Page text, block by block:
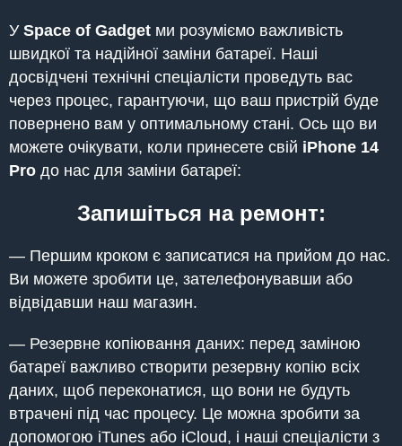
У Space of Gadget ми розуміємо важливість
швидкої та надійної заміни батареї. Наші
досвідчені технічні спеціалісти проведуть вас
через процес, гарантуючи, що ваш пристрій буде
повернено вам у оптимальному стані. Ось що ви
можете очікувати, коли принесете свій iPhone 14
Pro до нас для заміни батареї:
Запишіться на ремонт:
— Першим кроком є записатися на прийом до нас.
Ви можете зробити це, зателефонувавши або
відвідавши наш магазин.
— Резервне копіювання даних: перед заміною
батареї важливо створити резервну копію всіх
даних, щоб переконатися, що вони не будуть
втрачені під час процесу. Це можна зробити за
допомогою iTunes або iCloud, і наші спеціалісти з